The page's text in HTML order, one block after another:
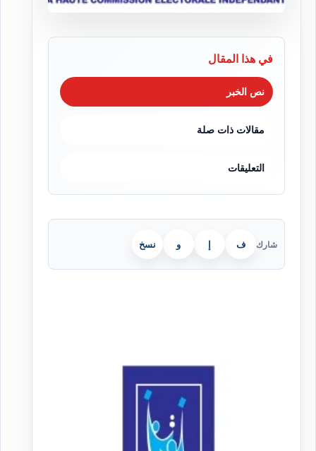
في هذا المقال
نص الخبر
مقالات ذات صلة
التعليقات
شارك ف إ و نسخ